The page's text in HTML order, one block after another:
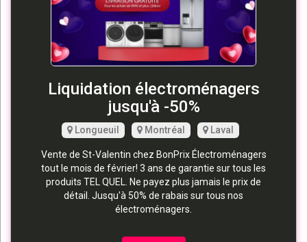
Liquidation électroménagers
jusqu'à -50%
Longueuil Montréal Laval
Vente de St-Valentin chez BonPrix Électroménagers
tout le mois de février! 3 ans de garantie sur tous les
produits TEL QUEL. Ne payez plus jamais le prix de
détail. Jusqu'à 50% de rabais sur tous nos
électroménagers.